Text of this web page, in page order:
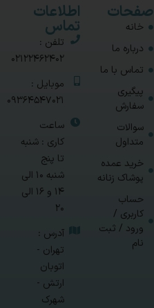
صفحات
خانه
درباره ما
تماس با ما
پیگیری
سفارش
سوالات
متداول
خرید عمده
پوشاک زنانه
حساب
کاربری /
ورود / ثبت
نام
اطلاعات
تماس
تلفن :
02122462402
موبایل :
09364547021
ساعت
کاری : شنبه
تا پنج
شنبه 10 الی
14 و 16 الی
20
آدرس :
تهران -
اتوبان
ارتش -
شهرک